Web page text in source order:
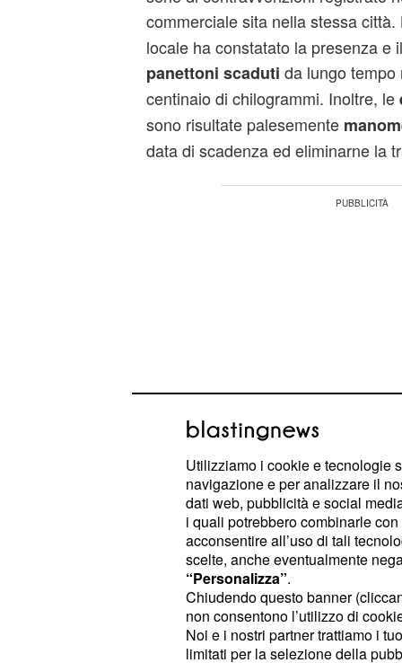
commerciale sita nella stessa città.
locale ha constatato la presenza e
panettoni scaduti da lungo
centinaio di chilogrammi. Inoltre, le
sono risultate palesemente
data di scadenza ed eliminarne la
I reati commessi dal gestore,
Le fiamme gialle hanno infatti
grammi di drogache il titolare
all'interno del proprio negozio,
lavorava senza alcun contratto.
Utilizziamo i cookie e tecnologie
navigazione e per analizzare il
dati web, pubblicità e social
i quali potrebbero combinarle
acconsentire all’uso di tali
scelte, anche eventualmente
“Personalizza”.
Chiudendo questo banner
non consentono l’utilizzo di
Noi e i nostri partner trattiamo i
limitati per la selezione della